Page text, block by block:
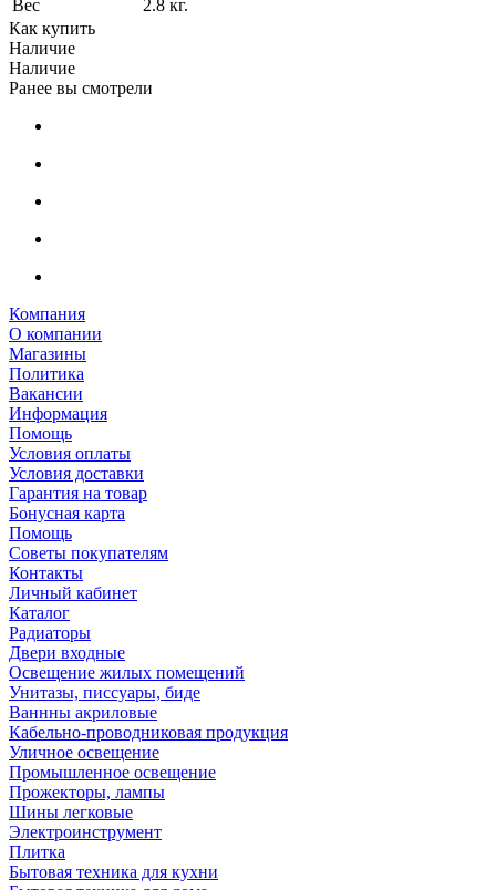
Вес
2.8 кг.
Как купить
Наличие
Наличие
Ранее вы смотрели
Компания
О компании
Магазины
Политика
Вакансии
Информация
Помощь
Условия оплаты
Условия доставки
Гарантия на товар
Бонусная карта
Помощь
Советы покупателям
Контакты
Личный кабинет
Каталог
Радиаторы
Двери входные
Освещение жилых помещений
Унитазы, писсуары, биде
Ваннны акриловые
Кабельно-проводниковая продукция
Уличное освещение
Промышленное освещение
Прожекторы, лампы
Шины легковые
Электроинструмент
Плитка
Бытовая техника для кухни